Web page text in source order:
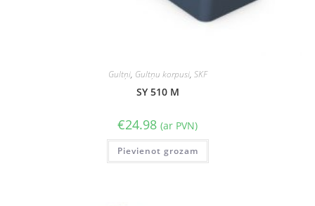
Gultņi, Gultņu korpusi, SKF
SY 510 M
€24.98 (ar PVN)
Pievienot grozam